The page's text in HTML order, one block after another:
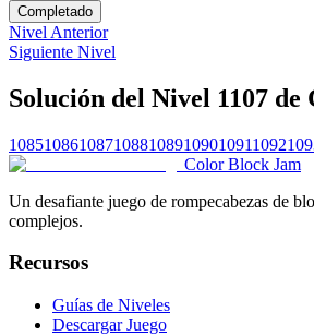
Completado
Nivel Anterior
Siguiente Nivel
Solución del Nivel 1107
10851086108710881089109010911092
Color Block Jam
Un desafiante juego de rompecabezas de
complejos.
Recursos
Guías de Niveles
Descargar Juego